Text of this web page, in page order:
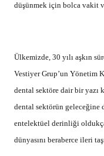
düşünmek için bolca vakit
Ülkemizde, 30 yılı aşkın
Vestiyer Grup’un Yönetim
dental sektöre dair bir yazı
dental sektörün
entelektüel derinliği
dünyasını beraberce ileri